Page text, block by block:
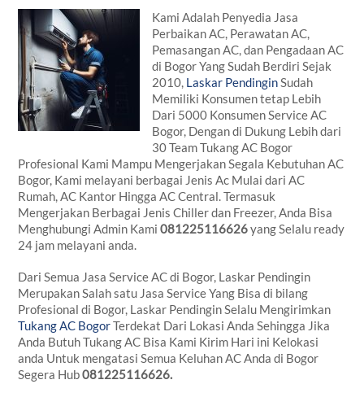
Kami Adalah Penyedia Jasa
Perbaikan AC, Perawatan AC,
Pemasangan AC, dan Pengadaan AC
di Bogor Yang Sudah Berdiri Sejak
2010, Laskar PendinginSudah
Memiliki Konsumen tetap Lebih
Dari 5000 Konsumen Service AC
Bogor, Dengan di Dukung Lebih dari
30 Team Tukang AC Bogor
Profesional Kami Mampu Mengerjakan Segala Kebutuhan AC
Bogor, Kami melayani berbagai Jenis Ac Mulai dari AC
Rumah, AC Kantor Hingga AC Central. Termasuk
Mengerjakan Berbagai Jenis Chiller dan Freezer, Anda Bisa
Menghubungi Admin Kami081225116626yang Selalu ready
24 jam melayani anda.
Dari Semua Jasa Service AC di Bogor, Laskar Pendingin
Merupakan Salah satu Jasa Service Yang Bisa di bilang
Profesional di Bogor, Laskar Pendingin Selalu Mengirimkan
Tukang AC BogorTerdekat Dari Lokasi Anda Sehingga Jika
Anda Butuh Tukang AC Bisa Kami Kirim Hari ini Kelokasi
anda Untuk mengatasi Semua Keluhan AC Anda di Bogor
Segera Hub081225116626.